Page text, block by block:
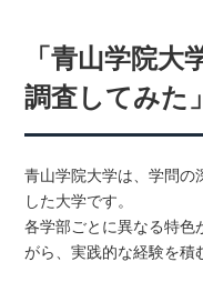
「青山学院
調査してみた
青山学院大学は、学問の
した大学です。
各学部ごとに異なる特色
がら、実践的な経験を積